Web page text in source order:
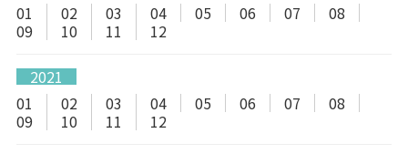
01
02 03 04 05 06 07
08
09
10 11 12
2021
01
02 03 04 05 06 07
08
09
10 11 12